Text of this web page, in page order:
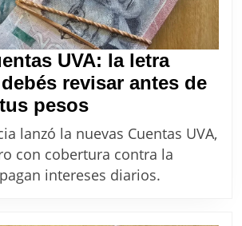
UVA: la letra
revisar antes de
pesosNuevas
cuentas
UVA:
la
lanzó la nuevas Cuentas UVA,
con cobertura contra la
intereses diarios.